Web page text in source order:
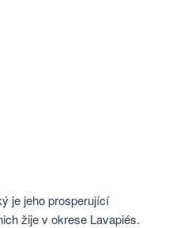
je jeho prosperující
žije v okrese Lavapiés.